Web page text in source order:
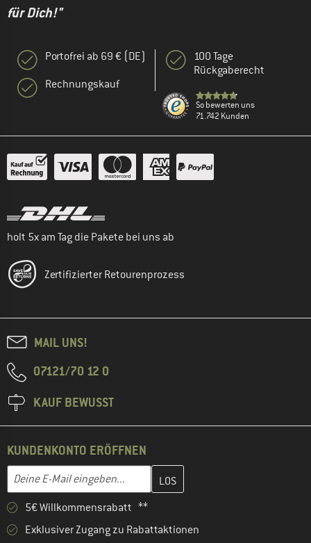
für Dich!"
Portofrei ab 69 € (DE)
Rechnungskauf
100 Tage
Rückgaberecht
So bewerten uns
71.742 Kunden
holt 5x am Tag die Pakete bei uns ab
Zertifizierter Retourenprozess
MAIL UNS!
07121/70 12 0
KAUF BEWUSST
KUNDENKONTO ERÖFFNEN
E-Mail-Adresse
Gib hier deine E-Mail-Adresse ein und erstelle im nächsten
5€ Willkommensrabatt **
Exklusiver Zugang zu Rabattaktionen